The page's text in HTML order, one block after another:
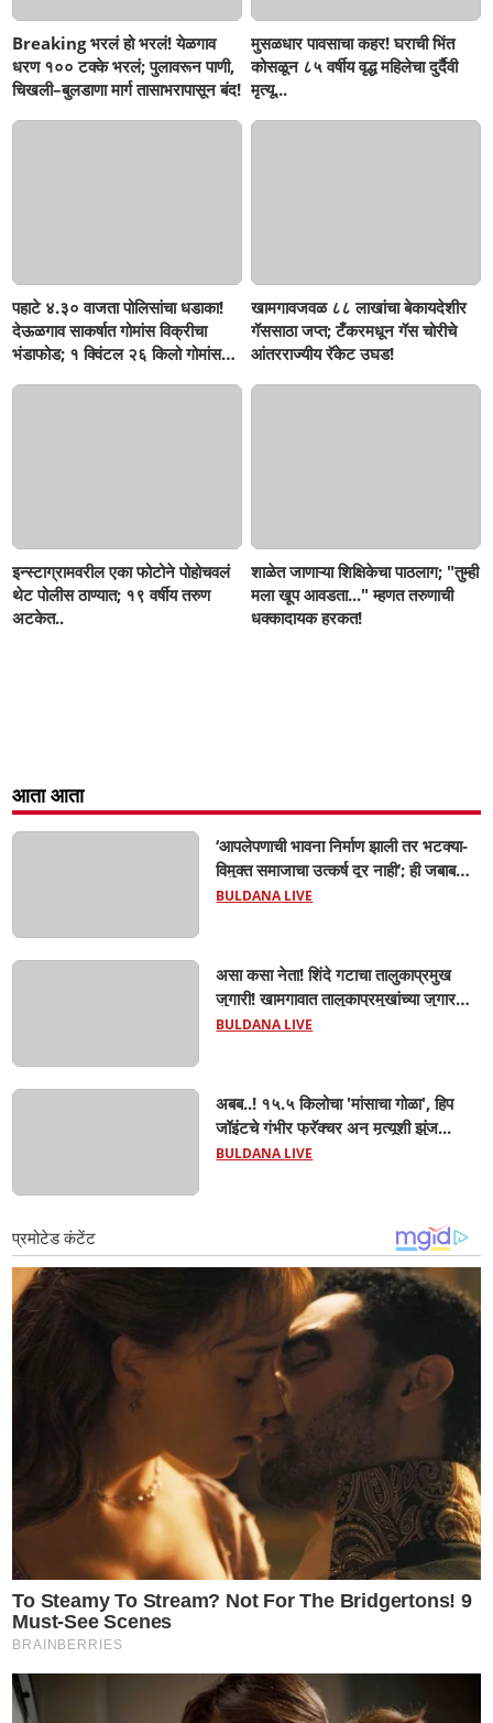
Breaking भरलं हो भरलं! येळगाव
धरण १०० टक्के भरलं; पुलावरून पाणी,
चिखली–बुलडाणा मार्ग तासाभरापासून बंद!
मुसळधार पावसाचा कहर! घराची भिंत
कोसळून ८५ वर्षीय वृद्ध महिलेचा दुर्दैवी
मृत्यू...
पहाटे ४.३० वाजता पोलिसांचा धडाका!
देऊळगाव साकर्षात गोमांस विक्रीचा
भंडाफोड; १ क्विंटल २६ किलो गोमांस
खामगावजवळ ८८ लाखांचा बेकायदेशीर
गॅससाठा जप्त; टँकरमधून गॅस चोरीचे
आंतरराज्यीय रॅकेट उघड!
इन्स्टाग्रामवरील एका फोटोने पोहोचवलं
थेट पोलीस ठाण्यात; १९ वर्षीय तरुण
अटकेत..
शाळेत जाणाऱ्या शिक्षिकेचा पाठलाग; "तुम्ही
मला खूप आवडता..." म्हणत तरुणाची
धक्कादायक हरकत!
आता आता
‘आपलेपणाची भावना निर्माण झाली तर भटक्या-
विमुक्त समाजाचा उत्कर्ष दूर नाही’; ही जबाबदारी
केवळ सरकारची नाही,आपल्या सर्वांची !
BULDANA LIVE
असा कसा नेता! शिंदे गटाचा तालुकाप्रमुख
जुगारी! खामगावात तालुकाप्रमुखांच्या जुगार
अड्ड्यावर डीवायएसपी पथकाची धाड.. अंधारात
BULDANA LIVE
अबब..! १५.५ किलोचा 'मांसाचा गोळा', हिप
जॉइंटचे गंभीर फ्रॅक्चर अन् मृत्यूशी झुंज...
BULDANA LIVE